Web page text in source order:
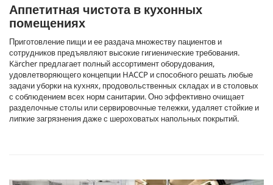
Аппетитная чистота в кухонных
помещениях
Приготовление пищи и ее раздача множеству пациентов и
сотрудников предъявляют высокие гигиенические требования.
Kärcher предлагает полный ассортимент оборудования,
удовлетворяющего концепции HACCP и способного решать любые
задачи уборки на кухнях, продовольственных складах и в столовых
с соблюдением всех норм санитарии. Оно эффективно очищает
разделочные столы или сервировочные тележки, удаляет стойкие и
липкие загрязнения даже с шероховатых напольных покрытий.